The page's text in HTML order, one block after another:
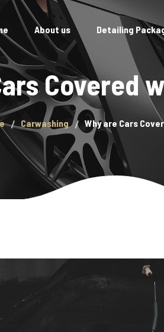
About us Detailing
Car Polishing/
Exterior Detail
Interior Detail
Prestige Package
New Car Paint Protection
Covered
Carwashing Why are Cars